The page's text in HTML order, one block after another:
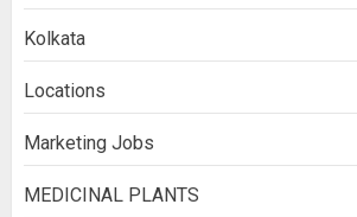
Kolkata
Locations
Marketing Jobs
MEDICINAL PLANTS